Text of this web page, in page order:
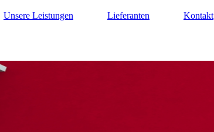
Unsere Leistungen Lieferanten Kontakt